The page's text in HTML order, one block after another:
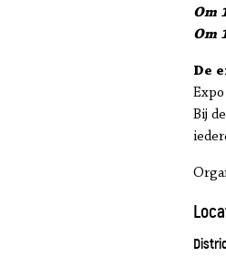
Om
Om
De
Bij